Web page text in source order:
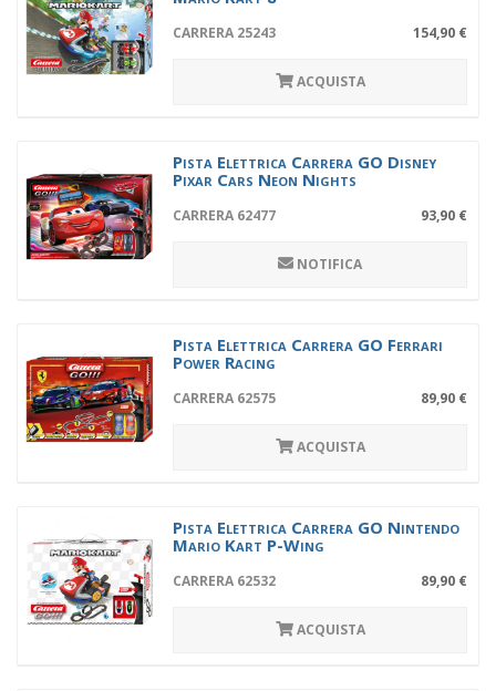
CARRERA 25243 154,90 €
ACQUISTA
Pista Elettrica Carrera GO Disney
Pixar Cars Neon Nights
CARRERA 62477 93,90 €
NOTIFICA
Pista Elettrica Carrera GO Ferrari
Power Racing
CARRERA 62575 89,90 €
ACQUISTA
Pista Elettrica Carrera GO Nintendo
Mario Kart P-Wing
CARRERA 62532 89,90 €
ACQUISTA